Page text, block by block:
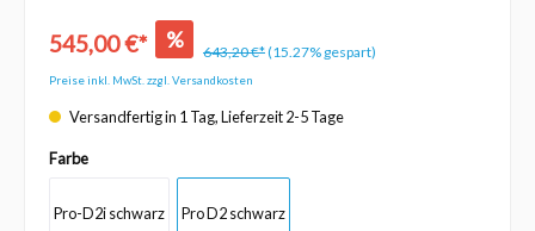
545,00 €* % 643,20 €*(15.27% gespart)
Preise inkl. MwSt. zzgl. Versandkosten
Versandfertig in 1 Tag, Lieferzeit 2-5 Tage
Farbe
Pro-D2i schwarz Pro D2 schwarz